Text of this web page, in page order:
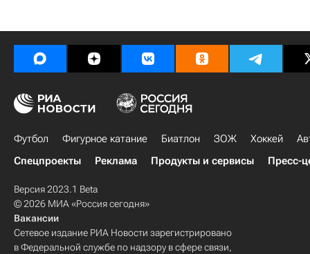
Футбол Фигурное катание Биатлон ЗОЖ Хоккей
Спецпроекты
Реклама Продукты и сервисы Пресс-
Версия 2023.1 Beta
© 2026 МИА «Россия сегодня»
Вакансии
Сетевое издание РИА Новости зарегистрировано
в Федеральной службе по надзору в сфере связи,